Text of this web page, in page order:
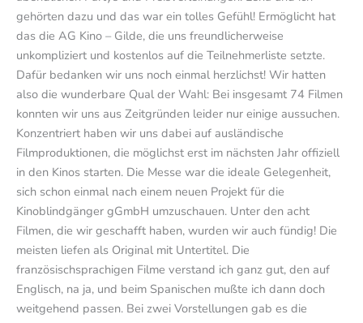
gehörten dazu und das war ein tolles Gefühl! Ermöglicht hat
das die AG Kino – Gilde, die uns freundlicherweise
unkompliziert und kostenlos auf die Teilnehmerliste setzte.
Dafür bedanken wir uns noch einmal herzlichst! Wir hatten
also die wunderbare Qual der Wahl: Bei insgesamt 74 Filmen
konnten wir uns aus Zeitgründen leider nur einige aussuchen.
Konzentriert haben wir uns dabei auf ausländische
Filmproduktionen, die möglichst erst im nächsten Jahr offiziell
in den Kinos starten. Die Messe war die ideale Gelegenheit,
sich schon einmal nach einem neuen Projekt für die
Kinoblindgänger gGmbH umzuschauen. Unter den acht
Filmen, die wir geschafft haben, wurden wir auch fündig! Die
meisten liefen als Original mit Untertitel. Die
französischsprachigen Filme verstand ich ganz gut, den auf
Englisch, na ja, und beim Spanischen mußte ich dann doch
weitgehend passen. Bei zwei Vorstellungen gab es die